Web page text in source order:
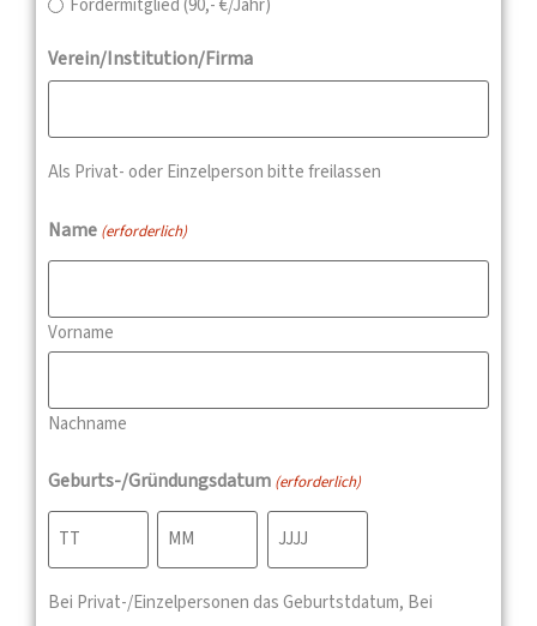
Fördermitglied (90,- €/Jahr)
Verein/Institution/Firma
Als Privat- oder Einzelperson bitte freilassen
Name (erforderlich)
Vorname
Nachname
Geburts-/Gründungsdatum (erforderlich)
Bei Privat-/Einzelpersonen das Geburtstdatum, Bei